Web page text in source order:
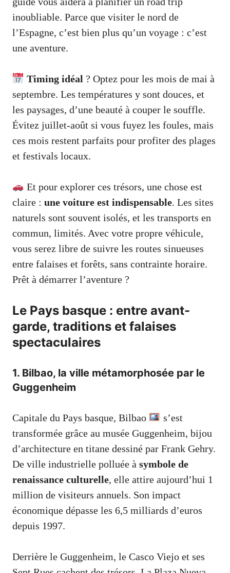
inoubliable. Parce que visiter le nord de
l’Espagne, c’est bien plus qu’un voyage : c’est
une aventure.
Timing idéal ? Optez pour les mois de mai à
septembre. Les températures y sont douces, et
les paysages, d’une beauté à couper le souffle.
Évitez juillet-août si vous fuyez les foules, mais
ces mois restent parfaits pour profiter des plages
et festivals locaux.
Et pour explorer ces trésors, une chose est
claire : une voiture est indispensable. Les sites
naturels sont souvent isolés, et les transports en
commun, limités. Avec votre propre véhicule,
vous serez libre de suivre les routes sinueuses
entre falaises et forêts, sans contrainte horaire.
Prêt à démarrer l’aventure ?
Le Pays basque : entre avant-
garde, traditions et falaises
spectaculaires
1. Bilbao, la ville métamorphosée par le
Guggenheim
Capitale du Pays basque, Bilbao
s’est
transformée grâce au musée Guggenheim, bijou
d’architecture en titane dessiné par Frank Gehry.
De ville industrielle polluée à symbole de
renaissance culturelle, elle attire aujourd’hui 1
million de visiteurs annuels. Son impact
économique dépasse les 6,5 milliards d’euros
depuis 1997.
Derrière le Guggenheim, le Casco Viejo et ses